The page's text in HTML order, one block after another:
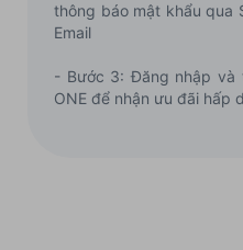
thông báo mật khẩu qua
Email
- Bước 3: Đăng nhập và
ONE để nhận ưu đãi hấp